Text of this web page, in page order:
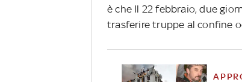
è che Il 22 febbraio, due
trasferire truppe al confine